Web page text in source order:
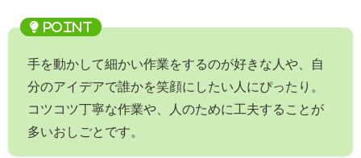
手を動かして細かい作業をするのが好きな人や、自
分のアイデアで誰かを笑顔にしたい人にぴったり。
コツコツ丁寧な作業や、人のために工夫することが
多いおしごとです。